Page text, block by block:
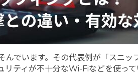
でいます。その代表例が「スニ
ティが不十分なWi-Fiなどを使っ